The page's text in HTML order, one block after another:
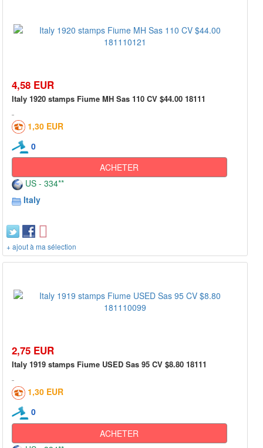
4,58 EUR
Italy 1920 stamps Fiume MH Sas 110 CV $44.00 18111
1,30 EUR
0
ACHETER
US - 334**
Italy
+ ajout à ma sélection
2,75 EUR
Italy 1919 stamps Fiume USED Sas 95 CV $8.80 18111
1,30 EUR
0
ACHETER